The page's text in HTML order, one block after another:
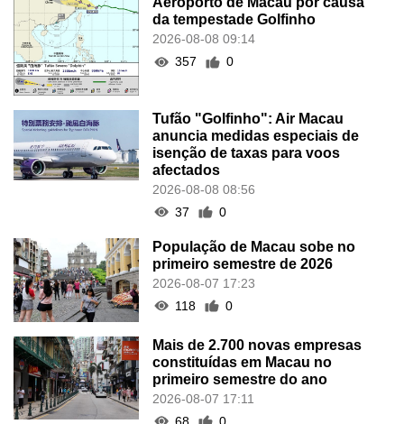
da tempestade Golfinho
2026-08-08 09:14
357
0
Tufão "Golfinho": Air Macau
anuncia medidas especiais de
isenção de taxas para voos
afectados
2026-08-08 08:56
37
0
População de Macau sobe no
primeiro semestre de 2026
2026-08-07 17:23
118
0
Mais de 2.700 novas empresas
constituídas em Macau no
primeiro semestre do ano
2026-08-07 17:11
68
0